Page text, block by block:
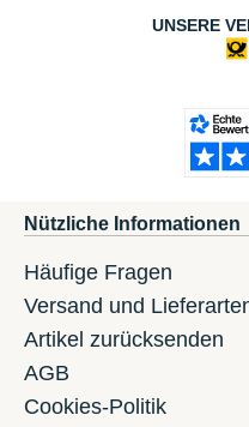
UNSERE
Nützliche Informationen
Häufige Fragen
Versand und
Artikel zurücksenden
AGB
Cookies-Politik